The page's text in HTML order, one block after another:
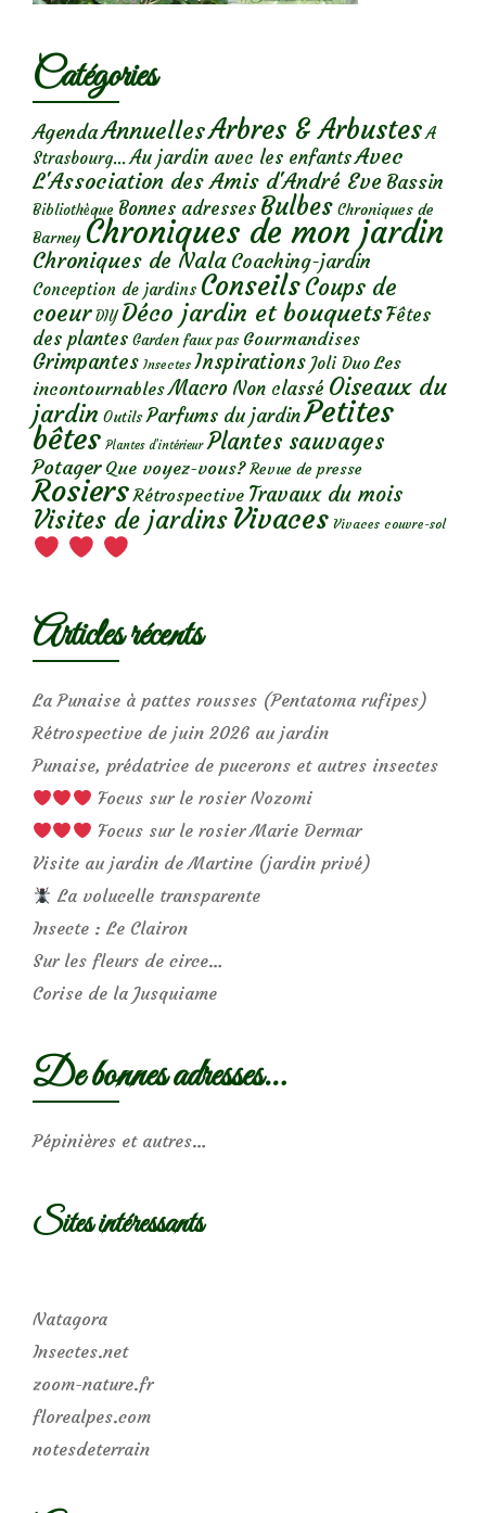
Catégories
AgendaAnnuellesArbres & Arbustes A
Strasbourg... Au jardin avec les enfantsAvec
L'Association des Amis d'André Eve Bassin
Bibliothèque Bonnes adresses Bulbes Chroniques de
Barney Chroniques de mon jardin
Chroniques de Nala Coaching-jardin
Conception de jardins ConseilsCoups de
coeur DIY Déco jardin et bouquetsFêtes
des plantes Garden faux pas Gourmandises
Grimpantes Insectes Inspirations Joli Duo Les
incontournables Macro Non classé Oiseaux du
jardin Outils Parfums du jardinPetites
bêtes Plantes d’intérieur Plantes sauvages
Potager Que voyez-vous? Revue de presse
Rosiers Rétrospective Travaux du mois
Visites de jardins Vivaces Vivaces couvre-sol
Articles récents
La Punaise à pattes rousses (Pentatoma rufipes)
Rétrospective de juin 2026 au jardin
Punaise, prédatrice de pucerons et autres insectes
Focus sur le rosier Nozomi
Focus sur le rosier Marie Dermar
Visite au jardin de Martine (jardin privé)
La volucelle transparente
Insecte : Le Clairon
Sur les fleurs de circe…
Corise de la Jusquiame
De bonnes adresses…
Pépinières et autres…
Sites intéressants
Natagora
Insectes.net
zoom-nature.fr
florealpes.com
notesdeterrain